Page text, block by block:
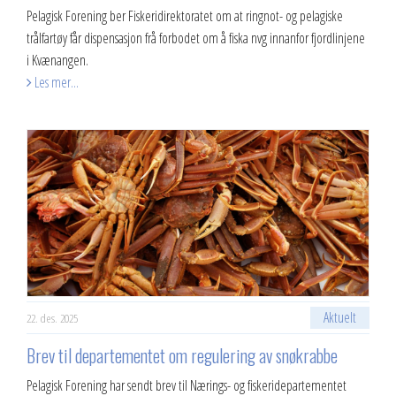
Pelagisk Forening ber Fiskeridirektoratet om at ringnot- og pelagiske
trålfartøy får dispensasjon frå forbodet om å fiska nvg innanfor fjordlinjene
i Kvænangen.
Les mer...
22. des. 2025 Aktuelt
Brev til departementet om regulering av snøkrabbe
Pelagisk Forening har sendt brev til Nærings- og fiskeridepartementet